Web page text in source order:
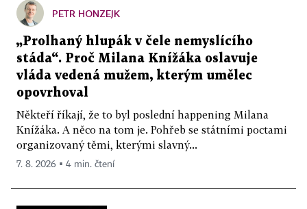
PETR HONZEJK
„Prolhaný hlupák v čele nemyslícího
stáda“. Proč Milana Knížáka oslavuje
vláda vedená mužem, kterým umělec
opovrhoval
Někteří říkají, že to byl poslední happening Milana
Knížáka. A něco na tom je. Pohřeb se státními poctami
organizovaný těmi, kterými slavný...
7. 8. 2026 ▪ 4 min. čtení